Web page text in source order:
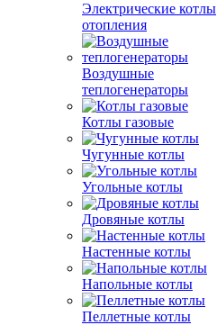
Электрические котлы
отопления
Воздушные
теплогенераторы
Котлы газовые
Чугунные котлы
Угольные котлы
Дровяные котлы
Настенные котлы
Напольные котлы
Пеллетные котлы